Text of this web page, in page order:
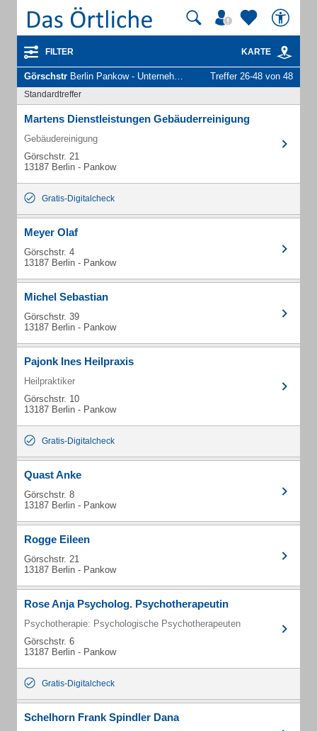
FILTER KARTE
Görschstr Berlin Pankow - Unternehmen und Personen Treffer 26-48 von 48
Standardtreffer
Martens Dienstleistungen Gebäuderreinigung
Gebäudereinigung
Görschstr. 21
13187 Berlin - Pankow
Gratis-Digitalcheck
Meyer Olaf
Görschstr. 4
13187 Berlin - Pankow
Michel Sebastian
Görschstr. 39
13187 Berlin - Pankow
Pajonk Ines Heilpraxis
Heilpraktiker
Görschstr. 10
13187 Berlin - Pankow
Gratis-Digitalcheck
Quast Anke
Görschstr. 8
13187 Berlin - Pankow
Rogge Eileen
Görschstr. 21
13187 Berlin - Pankow
Rose Anja Psycholog. Psychotherapeutin
Psychotherapie: Psychologische Psychotherapeuten
Görschstr. 6
13187 Berlin - Pankow
Gratis-Digitalcheck
Schelhorn Frank Spindler Dana